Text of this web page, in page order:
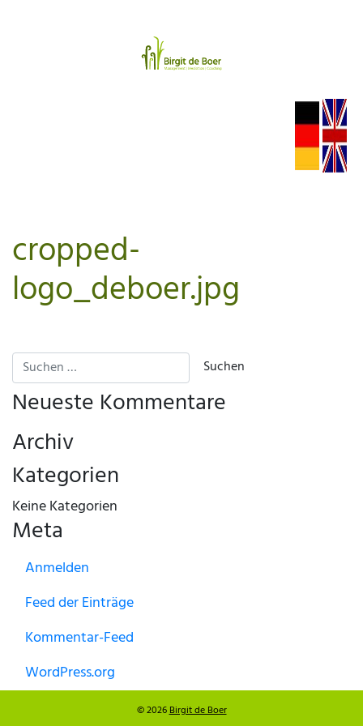
cropped-
logo_deboer.jpg
Neueste Kommentare
Archiv
Kategorien
Keine Kategorien
Meta
Anmelden
Feed der Einträge
Kommentar-Feed
WordPress.org
© 2026Birgit de Boer